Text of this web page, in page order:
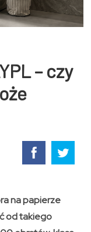
– czy
na papierze
od takiego